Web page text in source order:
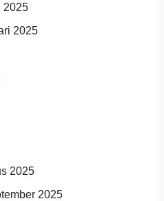
2025
2025
2025
2025